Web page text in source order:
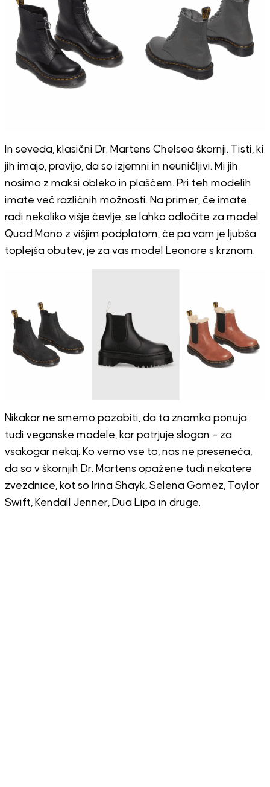
In seveda, klasični Dr. Martens Chelsea škornji. Tisti, ki
jih imajo, pravijo, da so izjemni in neuničljivi. Mi jih
nosimo z maksi obleko in plaščem. Pri teh modelih
imate več različnih možnosti. Na primer, če imate
radi nekoliko višje čevlje, se lahko odločite za model
Quad Mono z višjim podplatom, če pa vam je ljubša
toplejša obutev, je za vas model Leonore s krznom.
Nikakor ne smemo pozabiti, da ta znamka ponuja
tudi veganske modele, kar potrjuje slogan – za
vsakogar nekaj. Ko vemo vse to, nas ne preseneča,
da so v škornjih Dr. Martens opažene tudi nekatere
zvezdnice, kot so Irina Shayk, Selena Gomez, Taylor
Swift, Kendall Jenner, Dua Lipa in druge.